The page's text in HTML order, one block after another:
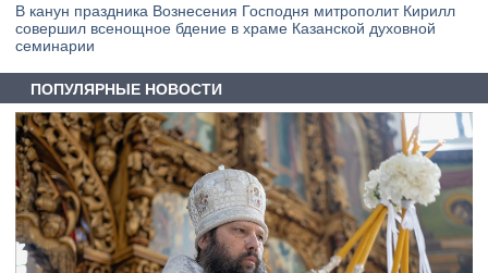
В канун праздника Вознесения Господня митрополит Кирилл
совершил всенощное бдение в храме Казанской духовной
семинарии
ПОПУЛЯРНЫЕ НОВОСТИ